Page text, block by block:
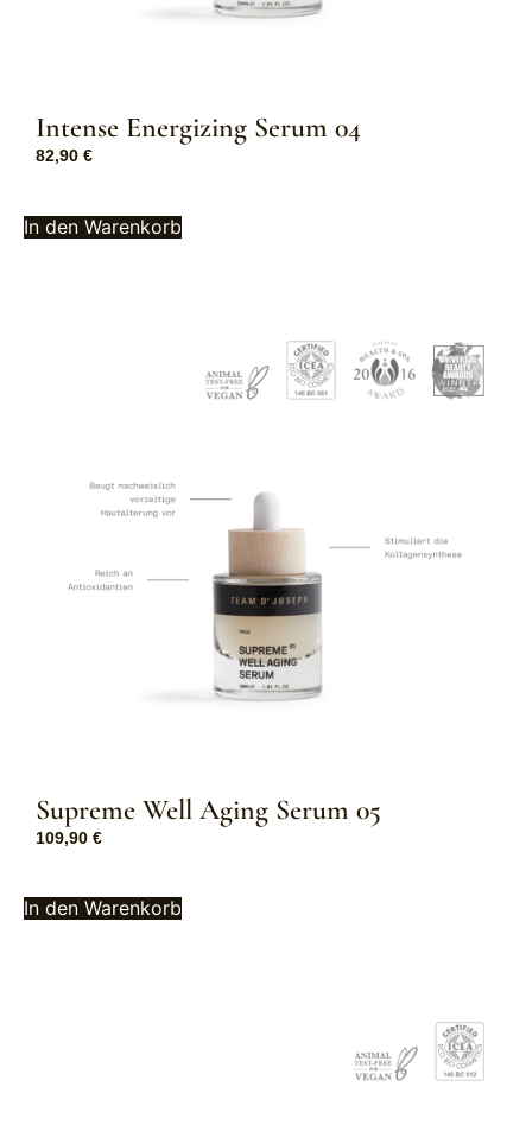
Intense Energizing Serum 04
82,90 €
In den Warenkorb
Supreme Well Aging Serum 05
109,90 €
In den Warenkorb